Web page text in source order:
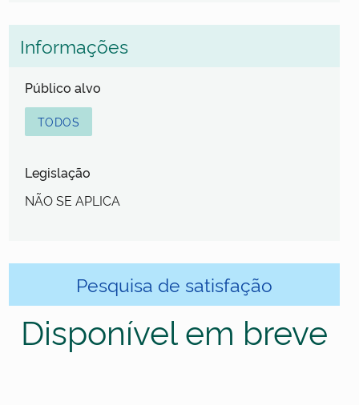
Informações
Público alvo
TODOS
Legislação
NÃO SE APLICA
Pesquisa de satisfação
Disponível em breve